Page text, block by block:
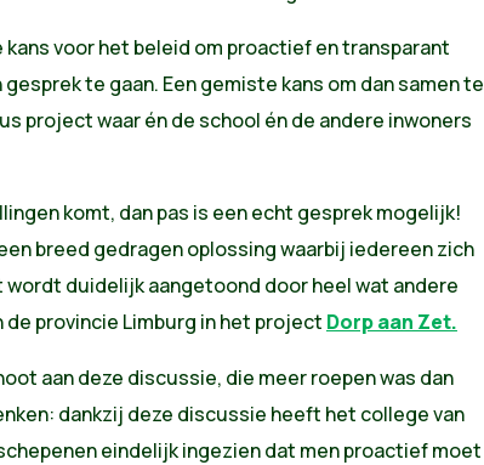
voor het beleid om proactief en transparant
te gaan. Een gemiste kans om dan samen te
project waar én de school én de andere inwoners
komt, dan pas is een echt gesprek mogelijk!
breed gedragen oplossing waarbij iedereen zich
wordt duidelijk aangetoond door heel wat andere
de provincie Limburg in het project Dorp aan Zet.
aan deze discussie, die meer roepen was dan
dankzij deze discussie heeft het college van
eindelijk ingezien dat men proactief moet